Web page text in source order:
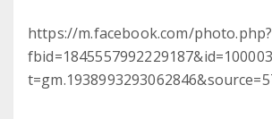
https://m.facebook.com/photo.php?